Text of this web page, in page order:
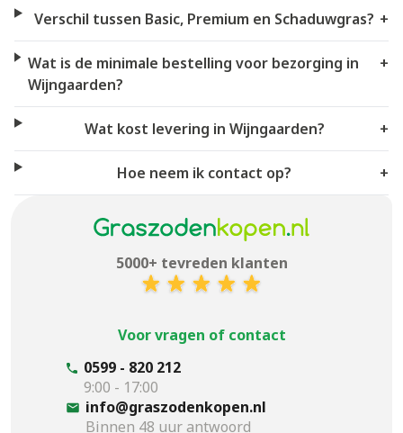
Verschil tussen Basic, Premium en Schaduwgras? +
Wat is de minimale bestelling voor bezorging in
Wijngaarden?
+
Wat kost levering in Wijngaarden? +
Hoe neem ik contact op? +
5000+ tevreden klanten
Voor vragen of contact
0599 - 820 212
9:00 - 17:00
info@graszodenkopen.nl
Binnen 48 uur antwoord